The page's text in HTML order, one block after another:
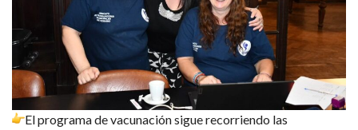
El programa de vacunación sigue recorriendo las